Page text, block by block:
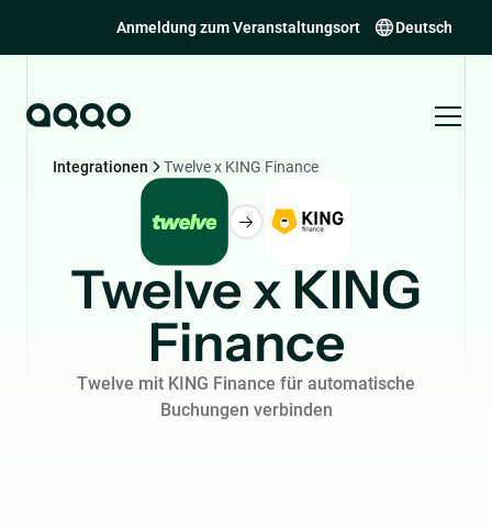
Anmeldung zum Veranstaltungsort Deutsch
Integrationen Twelve x KING Finance
Twelve x KING
Finance
Twelve mit KING Finance für automatische
Buchungen verbinden